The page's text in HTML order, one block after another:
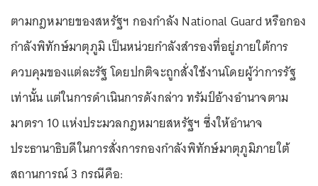
ตามกฎหมายของสหรัฐฯ กองกำลัง National Guard หรือกอง
กำลังพิทักษ์มาตุภูมิ เป็นหน่วยกำลังสำรองที่อยู่ภายใต้การ
ควบคุมของแต่ละรัฐ โดยปกติจะถูกสั่งใช้งานโดยผู้ว่าการรัฐ
เท่านั้น แต่ในการดำเนินการดังกล่าว ทรัมป์อ้างอำนาจตาม
มาตรา 10 แห่งประมวลกฎหมายสหรัฐฯ ซึ่งให้อำนาจ
ประธานาธิบดีในการสั่งการกองกำลังพิทักษ์มาตุภูมิภายใต้
สถานการณ์ 3 กรณีคือ: